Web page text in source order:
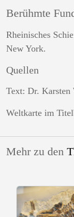
Berühmte
Rheinisches
New York.
Quellen
Text: Dr. Karsten
Weltkarte im
Mehr zu den